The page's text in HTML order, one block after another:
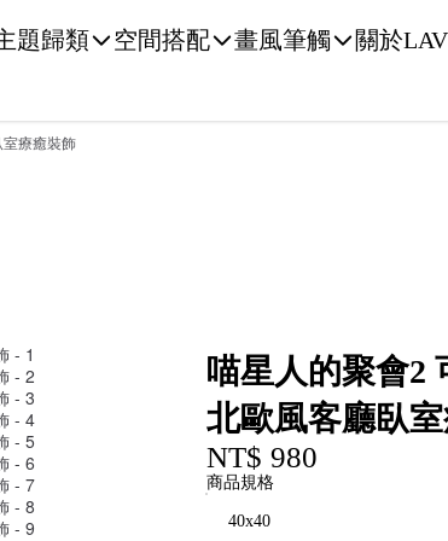
題歸類 空間搭配 畫風筆觸 關於
療癒裝飾
喵星人的聚會2
北歐風客廳臥
NT$ 980
商品規格